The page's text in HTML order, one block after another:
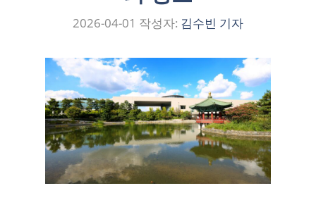
2026-04-01 작성자: 김수빈 기자